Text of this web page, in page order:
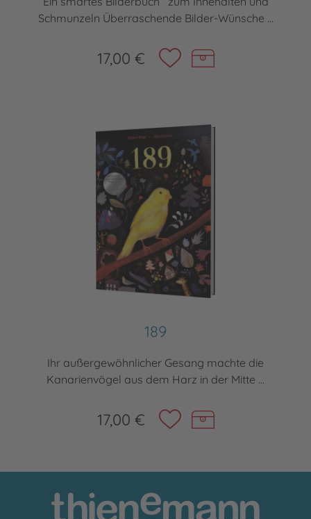
Schmunzeln Überraschende Bilder-Wünsche ...
17,00 €
189
Ihr außergewöhnlicher Gesang machte die
Kanarienvögel aus dem Harz in der Mitte ...
17,00 €